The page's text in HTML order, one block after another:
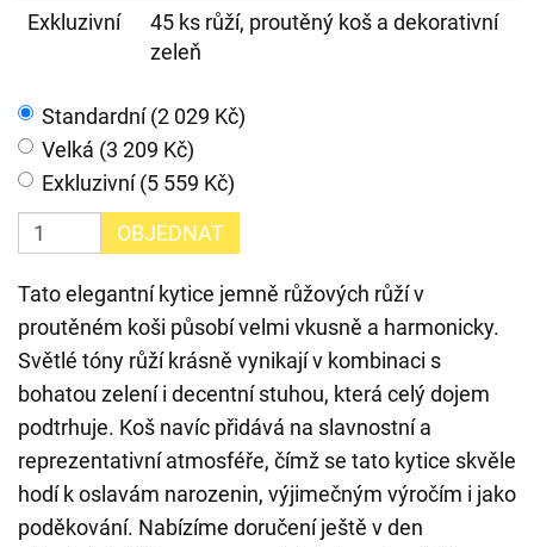
Exkluzivní
45 ks růží, proutěný koš a dekorativní
zeleň
Standardní (2 029 Kč)
Velká (3 209 Kč)
Exkluzivní (5 559 Kč)
OBJEDNAT
Tato elegantní kytice jemně růžových růží v
proutěném koši působí velmi vkusně a harmonicky.
Světlé tóny růží krásně vynikají v kombinaci s
bohatou zelení i decentní stuhou, která celý dojem
podtrhuje. Koš navíc přidává na slavnostní a
reprezentativní atmosféře, čímž se tato kytice skvěle
hodí k oslavám narozenin, výjimečným výročím i jako
poděkování. Nabízíme doručení ještě v den